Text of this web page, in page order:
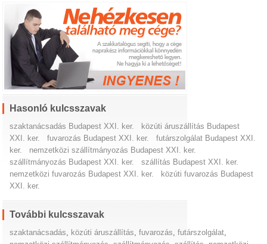
Hasonló kulcsszavak
szaktanácsadás Budapest XXI. ker.
közúti áruszállítás Budapest
XXI. ker.
fuvarozás Budapest XXI. ker.
futárszolgálat Budapest XXI.
ker.
nemzetközi szállítmányozás Budapest XXI. ker.
szállítmányozás Budapest XXI. ker.
szállítás Budapest XXI. ker.
nemzetközi fuvarozás Budapest XXI. ker.
közúti fuvarozás Budapest
XXI. ker.
További kulcsszavak
szaktanácsadás közúti áruszállítás ,fuvarozás ,futárszolgálat